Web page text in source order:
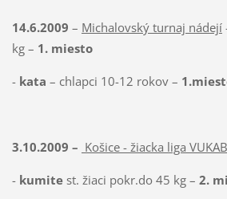
14.6.2009 – Michalovský turnaj nádejí
kg – 1. miesto
- kata – chlapci 10-12 rokov –
3.10.2009 – Košice - žiacka liga
- kumitest. žiaci pokr.do 45 kg – 2.